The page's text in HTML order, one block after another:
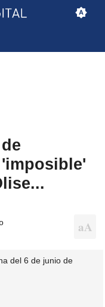
del 6 de junio de